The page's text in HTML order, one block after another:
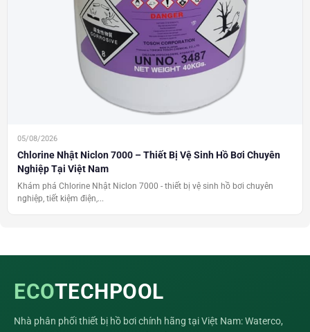
05/08/2026
Chlorine Nhật Niclon 7000 – Thiết Bị Vệ Sinh Hồ Bơi Chuyên
Nghiệp Tại Việt Nam
Khám phá Chlorine Nhật Niclon 7000 - thiết bị vệ sinh hồ bơi chuyên
nghiệp, tiết kiệm điện,...
ECOTECHPOOL
Nhà phân phối thiết bị hồ bơi chính hãng tại Việt Nam: Waterco,